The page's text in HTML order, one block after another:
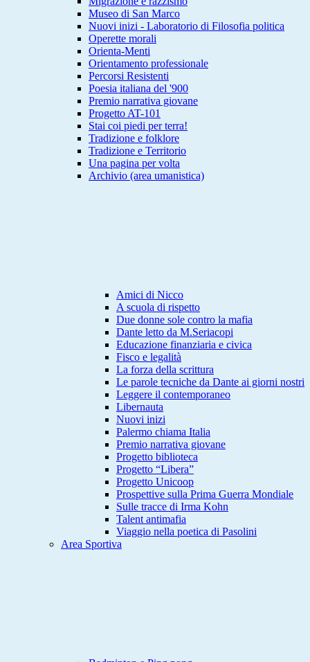
Museo di San Marco
Nuovi inizi - Laboratorio di Filosofia politica
Operette morali
Orienta-Menti
Orientamento professionale
Percorsi Resistenti
Poesia italiana del '900
Premio narrativa giovane
Progetto AT-101
Stai coi piedi per terra!
Tradizione e folklore
Tradizione e Territorio
Una pagina per volta
Archivio (area umanistica)
Amici di Nicco
A scuola di rispetto
Due donne sole contro la mafia
Dante letto da M.Seriacopi
Educazione finanziaria e civica
Fisco e legalità
La forza della scrittura
Le parole tecniche da Dante ai giorni nostri
Leggere il contemporaneo
Libernauta
Nuovi inizi
Palermo chiama Italia
Premio narrativa giovane
Progetto biblioteca
Progetto “Libera”
Progetto Unicoop
Prospettive sulla Prima Guerra Mondiale
Sulle tracce di Irma Kohn
Talent antimafia
Viaggio nella poetica di Pasolini
Area Sportiva